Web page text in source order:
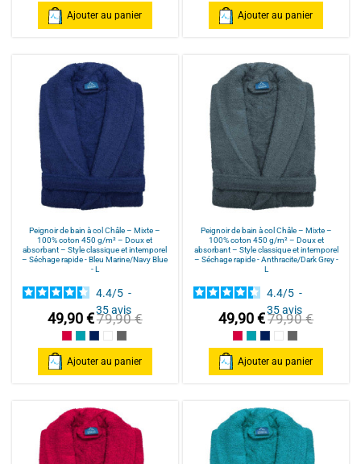
Ajouter au panier
Ajouter au panier
Peignoir de bain à col Châle – Mixte –
100% coton 450 g/m² – Doux et
absorbant – Style classique et intemporel
– Séchage rapide - Bleu Marine/Navy Blue
- L
4.4/5 -
35avis
49,90 €79,90 €
Framboise/Fuschia
Bleu Canard
Bleu Marine/Navy Blue
Blanc/White
Anthracite/Dark Grey
Ajouter au panier
Peignoir de bain à col Châle – Mixte –
100% coton 450 g/m² – Doux et
absorbant – Style classique et intemporel
– Séchage rapide - Anthracite/Dark Grey -
L
4.4/5 -
35avis
49,90 €79,90 €
Framboise/Fuschia
Bleu Canard
Bleu Marine/Navy
Blanc/White
Anthracite/
Ajouter au panier